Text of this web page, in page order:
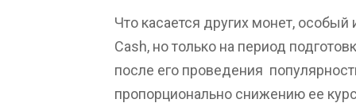
Что касается других монет,
Cash, но только на период
после его проведения
пропорционально снижению ее